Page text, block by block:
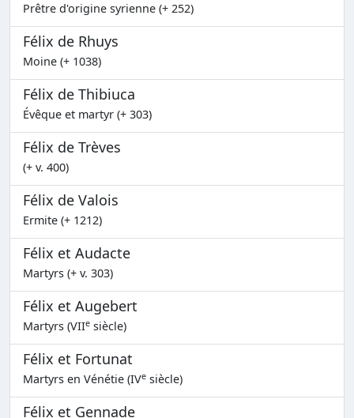
Prêtre d'origine syrienne (+ 252)
Félix de Rhuys
Moine (+ 1038)
Félix de Thibiuca
Évêque et martyr (+ 303)
Félix de Trèves
(+ v. 400)
Félix de Valois
Ermite (+ 1212)
Félix et Audacte
Martyrs (+ v. 303)
Félix et Augebert
Martyrs (VIIe siècle)
Félix et Fortunat
Martyrs en Vénétie (IVe siècle)
Félix et Gennade